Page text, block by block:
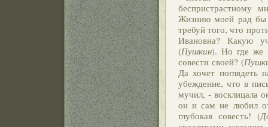
беспристрастному
Жизнию моей рад бы
требуй того, что
Ивановна? Какую
(Пушкин). Но где же
совести своей? (
Да хочет поглядеть
убеждение, что в
мучил, - восклицала
он и сам не любил
глубокая совесть! (